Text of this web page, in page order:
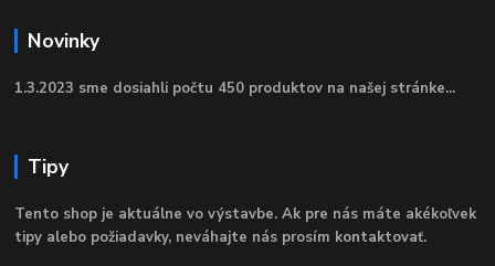
Novinky
1.3.2023 sme dosiahli počtu 450 produktov na našej stránke...
Tipy
Tento shop je aktuálne vo výstavbe. Ak pre nás máte akékoľvek
tipy alebo požiadavky, neváhajte nás prosím kontaktovať.